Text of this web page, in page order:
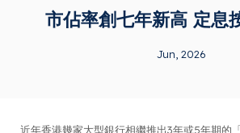
市佔率創七年新高 定息
Jun, 2026
近年香港幾家大型銀行相繼推出3年或5年期的